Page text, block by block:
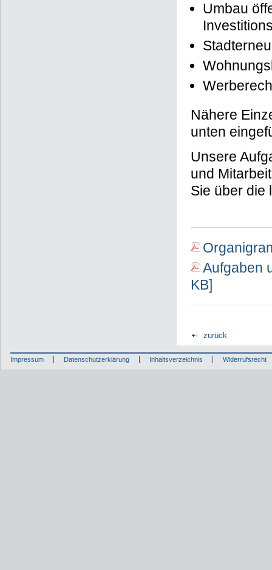
Umbau
Nähere
unten
Unsere
und
Sie über die
Aufgaben
KB]
zurück
Impressum Datenschutzerklärung Inhaltsverzeichnis Widerrufsrecht